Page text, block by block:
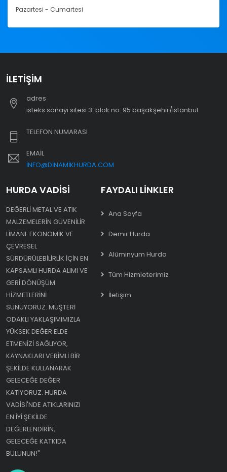
Pazartesi - Cumartesi
İLETIŞIM
adres
i̇steks sanayi sitesi 3. blok no: 95 başakşehir/i̇stanbul
TELEFON NUMARASI
EMAIL
INFO@DINAMIKHURDA.COM
HURDA VADISI
DEĞERLI METAL VE ATIK
MALZEMELERIN GÜVENILIR
LIMANI. EKONOMIK VE
ÇEVRESEL
SÜRDÜRÜLEBILIRLIK IÇIN EN
KAPSAMLI HURDA ALIMI VE
GERI DÖNÜŞÜM
HIZMETLERINI
SUNUYORUZ. MÜŞTERI
ODAKLI YAKLAŞIMIMIZLA
YÜKSEK DEĞER ELDE
ETMENIZI SAĞLIYOR,
KAYNAKLARI VERIMLI BIR
ŞEKILDE KULLANARAK
GELECEĞE DEĞER
KATIYORUZ. HURDA
VADISI'NDE ATIKLARINIZI
EN IYI ŞEKILDE
DEĞERLENDIRIN,
GELECEĞE KATKIDA
BULUNUN!"
FAYDALI LINKLER
Ana Sayfa
Demir Hurda
Alüminyum Hurda
Tüm Hizmleterimiz
İletişim